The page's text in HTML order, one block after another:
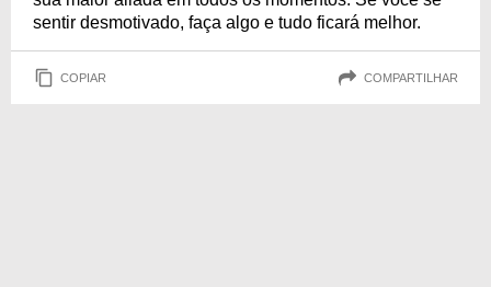
sentir desmotivado, faça algo e tudo ficará melhor.
COPIAR COMPARTILHAR